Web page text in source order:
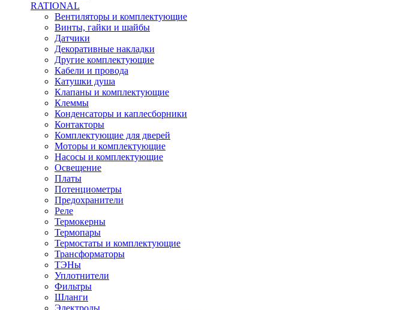
RATIONAL
Вентиляторы и комплектующие
Винты, гайки и шайбы
Датчики
Декоративные накладки
Другие комплектующие
Кабели и провода
Катушки душа
Клапаны и комплектующие
Клеммы
Конденсаторы и каплесборники
Контакторы
Комплектующие для дверей
Моторы и комплектующие
Насосы и комплектующие
Освещение
Платы
Потенциометры
Предохранители
Реле
Термокерны
Термопары
Термостаты и комплектующие
Трансформаторы
ТЭНы
Уплотнители
Фильтры
Шланги
Электроды